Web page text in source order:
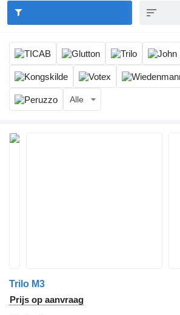
Alle
Trilo M3
Prijs op aanvraag